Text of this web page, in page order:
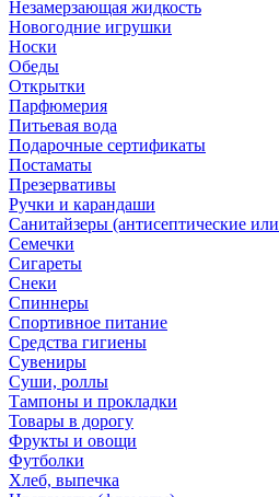
Незамерзающая жидкость
Новогодние игрушки
Носки
Обеды
Открытки
Парфюмерия
Питьевая вода
Подарочные сертификаты
Постаматы
Презервативы
Ручки и карандаши
Санитайзеры (антисептические
Семечки
Сигареты
Снеки
Спиннеры
Спортивное питание
Средства гигиены
Сувениры
Суши, роллы
Тампоны и прокладки
Товары в дорогу
Фрукты и овощи
Футболки
Хлеб, выпечка